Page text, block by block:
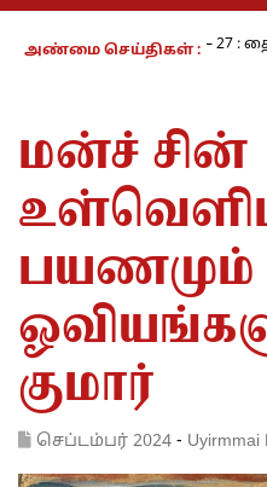
அண்மை செய்திகள் :
– 27 : தையல் இயந்திரத்தின்
மன்ச் சின்
பயணமும்
குமார்
செப்டம்பர் 2024 - Uyirmmai